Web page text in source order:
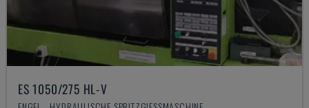
ES 1050/275 HL-V